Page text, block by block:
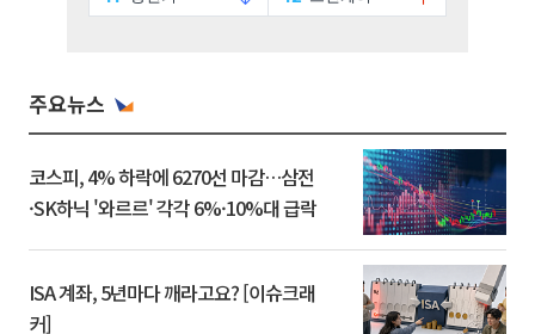
주요뉴스
코스피, 4% 하락에 6270선 마감…삼전
·SK하닉 '와르르' 각각 6%·10%대 급락
ISA 계좌, 5년마다 깨라고요? [이슈크래
커]